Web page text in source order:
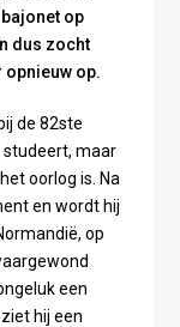
op
dus zocht
opnieuw op.
de 82ste
studeert, maar
oorlog is. Na
en wordt hij
op
een
hij een